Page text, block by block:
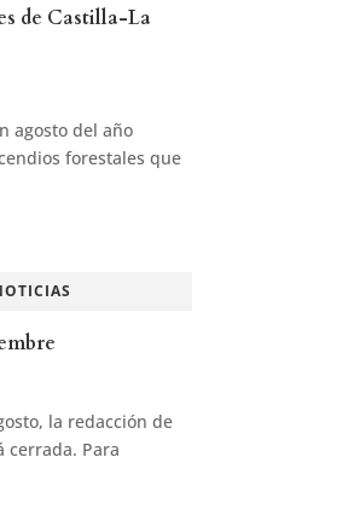
de Castilla-La
agosto del año
forestales que
la redacción de
cerrada. Para